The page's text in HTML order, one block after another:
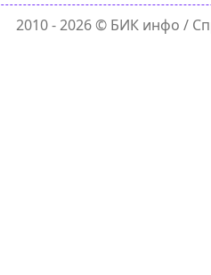
2010 - 2026 © БИК инфо /